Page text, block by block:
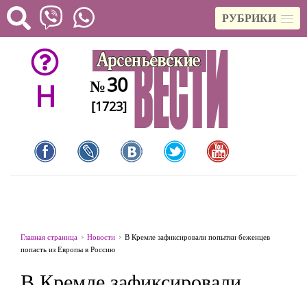
РУБРИКИ
H №30
[1723]
Главная страница Новости
В Кремле зафиксировали попытки беженцев
попасть из Европы в Россию